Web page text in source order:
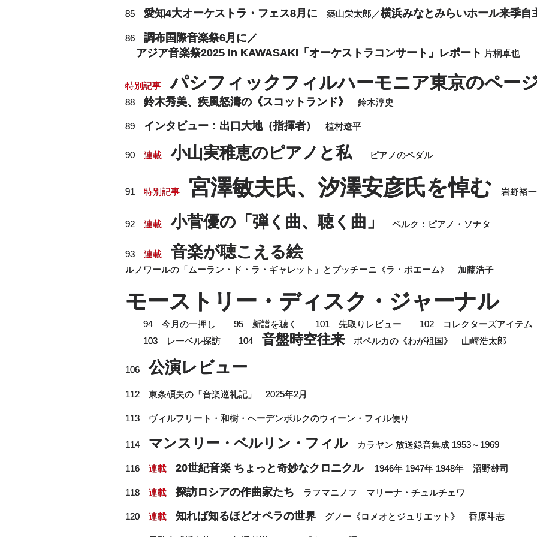
85 愛知4大オーケストラ・フェス8月に 築山栄太郎／横浜みなとみらいホール来季自
86 調布国際音楽祭6月に／
アジア音楽祭2025 in KAWASAKI「オーケストラコンサート」レポート 片桐卓也
特別記事 パシフィックフィルハーモニア東京のペー
88 鈴木秀美、疾風怒濤の《スコットランド》 鈴木淳史
89 インタビュー：出口大地（指揮者） 植村遼平
90 連載 小山実稚恵のピアノと私 ピアノのペダル
91 特別記事 宮澤敏夫氏、汐澤安彦氏を悼む 岩野裕一
92 連載 小菅優の「弾く曲、聴く曲」 ベルク：ピアノ・ソナタ
93 連載 音楽が聴こえる絵
ルノワールの「ムーラン・ド・ラ・ギャレット」とプッチーニ《ラ・ボエーム》 加藤浩子
モーストリー・ディスク・ジャーナル
94 今月の一押し 95 新譜を聴く 101 先取りレビュー 102 コレクターズアイテム
103 レーベル探訪 104 音盤時空往来 ポペルカの《わが祖国》 山崎浩太郎
106公演レビュー
112 東条碩夫の「音楽巡礼記」 2025年2月
113 ヴィルフリート・和樹・ヘーデンボルクのウィーン・フィル便り
114 マンスリー・ベルリン・フィル カラヤン 放送録音集成 1953～1969
116 連載 20世紀音楽 ちょっと奇妙なクロニクル1946年 1947年 1948年 沼野雄司
118 連載 探訪ロシアの作曲家たち ラフマニノフ マリーナ・チュルチェワ
120 連載 知れば知るほどオペラの世界 グノー《ロメオとジュリエット》 香原斗志